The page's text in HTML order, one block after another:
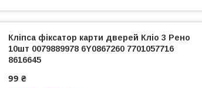
Кліпса фіксатор карти дверей Кліо 3 Рено
10шт 0079889978 6Y0867260 7701057716
8616645
99 ₴